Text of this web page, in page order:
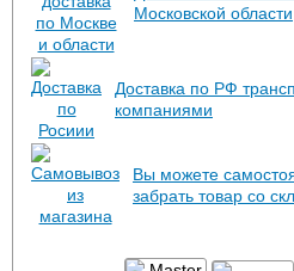
Московской области
Доставка по РФ
компаниями
Вы можете
забрать товар со